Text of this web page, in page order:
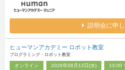
説明会に申
ヒューマンアカデミー ロボット教室
プログラミング・ロボット教室
オンライン 2026年08月12日(水) 13:00